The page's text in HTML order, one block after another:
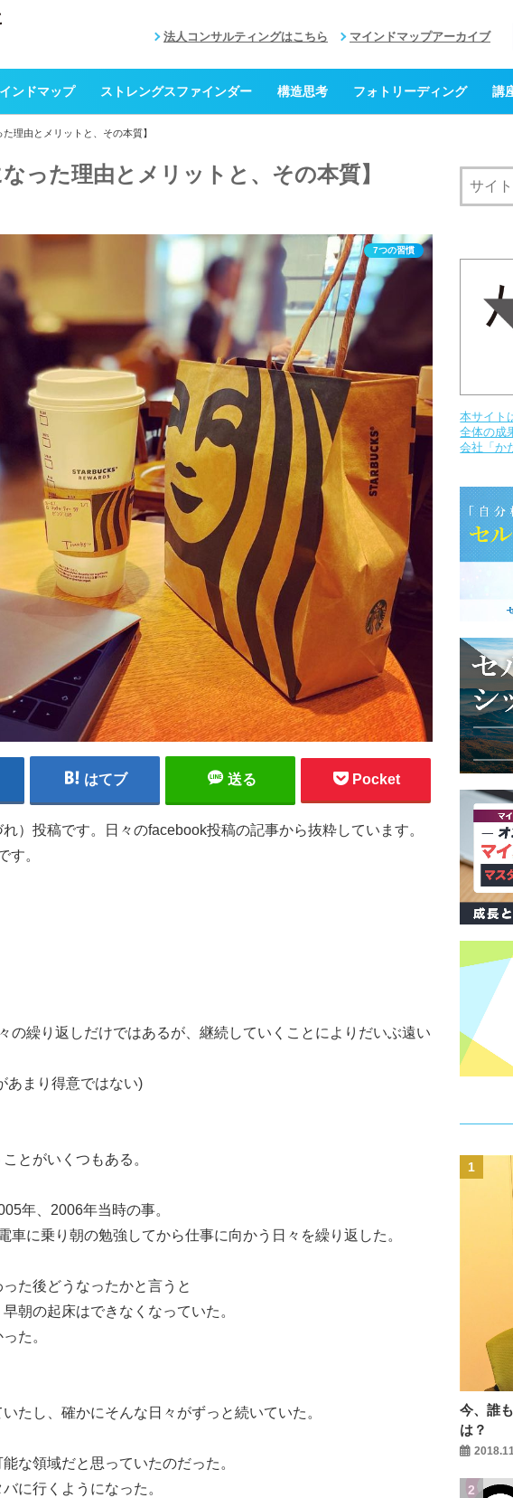
法人コンサルティングはこちら マインドマップアーカイブ
ンドマップ ストレングスファインダー 構造思考 フォトリーディング 講
理由とメリットと、その本質】
った理由とメリットと、その本質】
7つの習慣
はてブ 送る Pocket
）投稿です。日々のfacebook投稿の記事から抜粋しています。
す。
の繰り返しだけではあるが、継続していくことによりだいぶ遠い
あまり得意ではない)
とがいくつもある。
年、2006年当時の事。
車に乗り朝の勉強してから仕事に向かう日々を繰り返した。
た後どうなったかと言うと
朝の起床はできなくなっていた。
た。
たし、確かにそんな日々がずっと続いていた。
な領域だと思っていたのだった。
に行くようになった。
本サイト
全体の成
会社「か
今、誰
は？